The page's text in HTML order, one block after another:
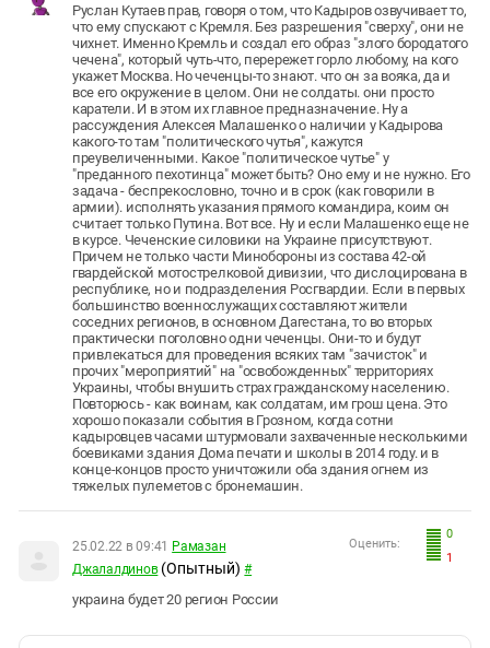
Руслан Кутаев прав, говоря о том, что Кадыров озвучивает то,
что ему спускают с Кремля. Без разрешения "сверху", они не
чихнет. Именно Кремль и создал его образ "злого бородатого
чечена", который чуть-что, перережет горло любому, на кого
укажет Москва. Но чеченцы-то знают. что он за вояка, да и
все его окружение в целом. Они не солдаты. они просто
каратели. И в этом их главное предназначение. Ну а
рассуждения Алексея Малашенко о наличии у Кадырова
какого-то там "политического чутья", кажутся
преувеличенными. Какое "политическое чутье" у
"преданного пехотинца" может быть? Оно ему и не нужно. Его
задача - беспрекословно, точно и в срок (как говорили в
армии). исполнять указания прямого командира, коим он
считает только Путина. Вот все. Ну и если Малашенко еще не
в курсе. Чеченские силовики на Украине присутствуют.
Причем не только части Минобороны из состава 42-ой
гвардейской мотострелковой дивизии, что дислоцирована в
республике, но и подразделения Росгвардии. Если в первых
большинство военнослужащих составляют жители
соседних регионов, в основном Дагестана, то во вторых
практически поголовно одни чеченцы. Они-то и будут
привлекаться для проведения всяких там "зачисток" и
прочих "мероприятий" на "освобожденных" территориях
Украины, чтобы внушить страх гражданскому населению.
Повторюсь - как воинам, как солдатам, им грош цена. Это
хорошо показали события в Грозном, когда сотни
кадыровцев часами штурмовали захваченные несколькими
боевиками здания Дома печати и школы в 2014 году. и в
конце-концов просто уничтожили оба здания огнем из
тяжелых пулеметов с бронемашин.
0
1
Оценить:
25.02.22 в 09:41 Рамазан
Джалалдинов (Опытный) #
украина будет 20 регион России